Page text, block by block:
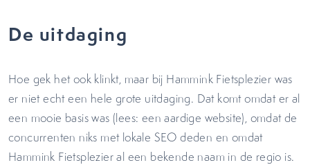
De uitdaging
Hoe gek het ook klinkt, maar bij Hammink Fietsplezier was
er niet echt een hele grote uitdaging. Dat komt omdat er al
een mooie basis was (lees: een aardige website), omdat de
concurrenten niks met lokale SEO deden en omdat
Hammink Fietsplezier al een bekende naam in de regio is.